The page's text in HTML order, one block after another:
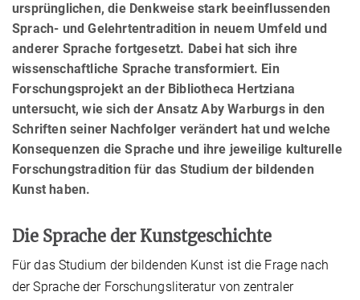
ursprünglichen, die Denkweise stark beeinflussenden
Sprach- und Gelehrtentradition in neuem Umfeld und
anderer Sprache fortgesetzt. Dabei hat sich ihre
wissenschaftliche Sprache transformiert. Ein
Forschungsprojekt an der Bibliotheca Hertziana
untersucht, wie sich der Ansatz Aby Warburgs in den
Schriften seiner Nachfolger verändert hat und welche
Konsequenzen die Sprache und ihre jeweilige kulturelle
Forschungstradition für das Studium der bildenden
Kunst haben.
Die Sprache der Kunstgeschichte
Für das Studium der bildenden Kunst ist die Frage nach
der Sprache der Forschungsliteratur von zentraler